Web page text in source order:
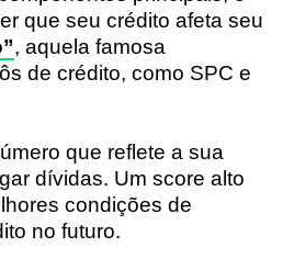
que seu crédito afeta seu
, aquela famosa
de crédito, como SPC e
que reflete a sua
dívidas. Um score alto
condições de
no futuro.